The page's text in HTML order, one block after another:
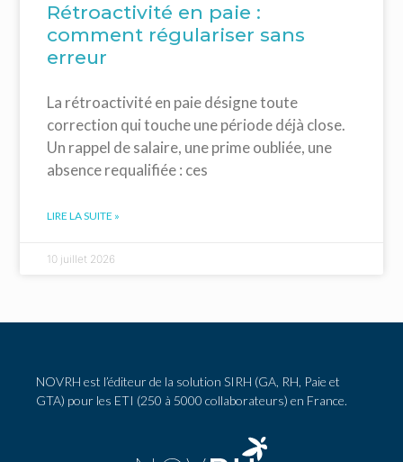
Rétroactivité en paie :
comment régulariser sans
erreur
La rétroactivité en paie désigne toute
correction qui touche une période déjà close.
Un rappel de salaire, une prime oubliée, une
absence requalifiée : ces
LIRE LA SUITE »
10 juillet 2026
NOVRH est l’éditeur de la solution SIRH (GA, RH, Paie et
GTA) pour les ETI (250 à 5000 collaborateurs) en France.